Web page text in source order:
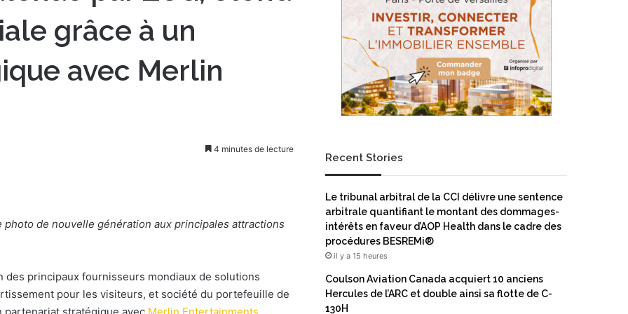
grâce à un
avec Merlin
4 minutes de lecture
de nouvelle génération aux principales attractions
des principaux fournisseurs mondiaux de solutions
pour les visiteurs, et société du portefeuille de
Recent Stories
Le tribunal arbitral de la CCI délivre une sentence
arbitrale quantifiant le montant des dommages-
intérêts en faveur d’AOP Health dans le cadre des
procédures BESREMi®
il y a 15 heures
Coulson Aviation Canada acquiert 10 anciens
Hercules de l’ARC et double ainsi sa flotte de C-
130H